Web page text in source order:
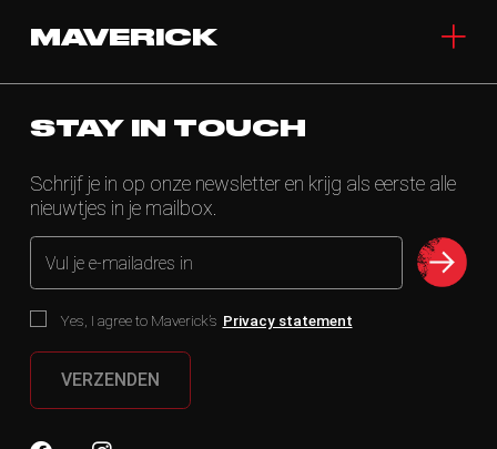
MAVERICK
STAY IN TOUCH
Schrijf je in op onze newsletter en krijg als eerste alle
nieuwtjes in je mailbox.
Vul je e-mailadres in
Yes, I agree to Maverick’s Privacy statement
VERZENDEN